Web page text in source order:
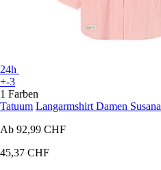
24h
+-3
1 Farben
Tatuum Langarmshirt Damen Susana
Ab 92,99 CHF
45,37 CHF